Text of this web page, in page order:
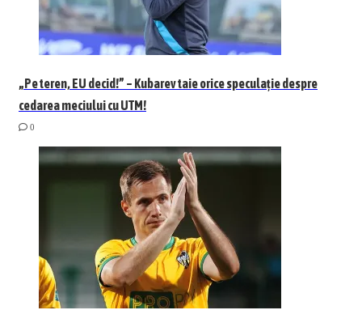
„Pe teren, EU decid!” – Kubarev taie orice speculație despre
cedarea meciului cu UTM!
0